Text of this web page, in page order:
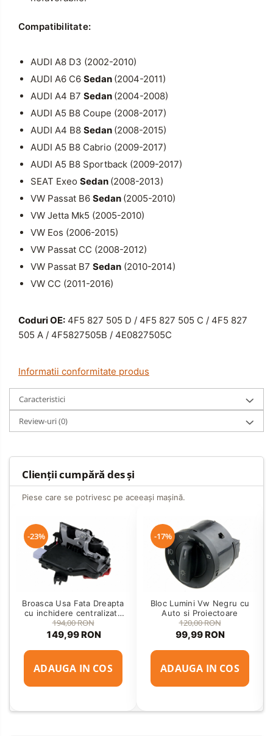
Compatibilitate:
AUDI A8 D3 (2002-2010)
AUDI A6 C6 Sedan (2004-2011)
AUDI A4 B7 Sedan (2004-2008)
AUDI A5 B8 Coupe (2008-2017)
AUDI A4 B8 Sedan (2008-2015)
AUDI A5 B8 Cabrio (2009-2017)
AUDI A5 B8 Sportback (2009-2017)
SEAT Exeo Sedan (2008-2013)
VW Passat B6 Sedan (2005-2010)
VW Jetta Mk5 (2005-2010)
VW Eos (2006-2015)
VW Passat CC (2008-2012)
VW Passat B7 Sedan (2010-2014)
VW CC (2011-2016)
Coduri OE: 4F5 827 505 D / 4F5 827 505 C / 4F5 827
505 A / 4F5827505B / 4E0827505C
Informatii conformitate produs
Caracteristici
Review-uri(0)
Clienții cumpără des și
Piese care se potrivesc pe aceeași mașină.
-23%
Broasca Usa Fata Dreapta
cu inchidere centralizata
pentru VW Golf 5, Touran,
Skoda Octavia 2
194,00 RON
149,99 RON
ADAUGA IN COS
-17%
Bloc Lumini Vw Negru cu
Auto si Proiectoare
120,00 RON
99,99 RON
ADAUGA IN COS